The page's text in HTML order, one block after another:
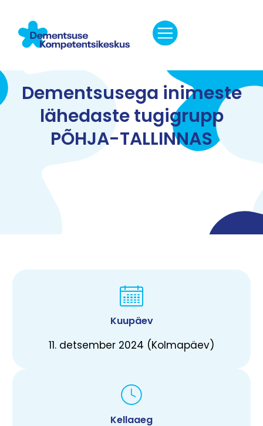
Dementsusega inimeste
lähedaste tugigrupp
PÕHJA-TALLINNAS
Kuupäev
11. detsember 2024 (Kolmapäev)
Kellaaeg